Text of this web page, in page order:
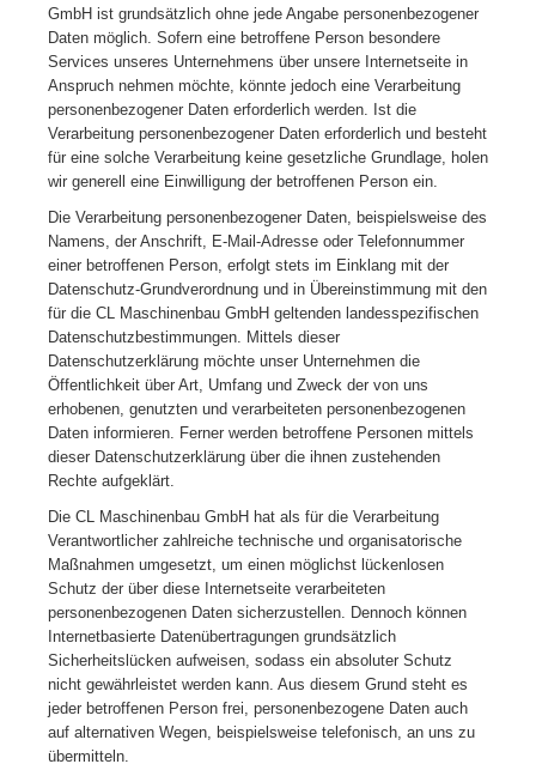
GmbH ist grundsätzlich ohne jede Angabe personenbezogener
Daten möglich. Sofern eine betroffene Person besondere
Services unseres Unternehmens über unsere Internetseite in
Anspruch nehmen möchte, könnte jedoch eine Verarbeitung
personenbezogener Daten erforderlich werden. Ist die
Verarbeitung personenbezogener Daten erforderlich und besteht
für eine solche Verarbeitung keine gesetzliche Grundlage, holen
wir generell eine Einwilligung der betroffenen Person ein.
Die Verarbeitung personenbezogener Daten, beispielsweise des
Namens, der Anschrift, E-Mail-Adresse oder Telefonnummer
einer betroffenen Person, erfolgt stets im Einklang mit der
Datenschutz-Grundverordnung und in Übereinstimmung mit den
für die CL Maschinenbau GmbH geltenden landesspezifischen
Datenschutzbestimmungen. Mittels dieser
Datenschutzerklärung möchte unser Unternehmen die
Öffentlichkeit über Art, Umfang und Zweck der von uns
erhobenen, genutzten und verarbeiteten personenbezogenen
Daten informieren. Ferner werden betroffene Personen mittels
dieser Datenschutzerklärung über die ihnen zustehenden
Rechte aufgeklärt.
Die CL Maschinenbau GmbH hat als für die Verarbeitung
Verantwortlicher zahlreiche technische und organisatorische
Maßnahmen umgesetzt, um einen möglichst lückenlosen
Schutz der über diese Internetseite verarbeiteten
personenbezogenen Daten sicherzustellen. Dennoch können
Internetbasierte Datenübertragungen grundsätzlich
Sicherheitslücken aufweisen, sodass ein absoluter Schutz
nicht gewährleistet werden kann. Aus diesem Grund steht es
jeder betroffenen Person frei, personenbezogene Daten auch
auf alternativen Wegen, beispielsweise telefonisch, an uns zu
übermitteln.